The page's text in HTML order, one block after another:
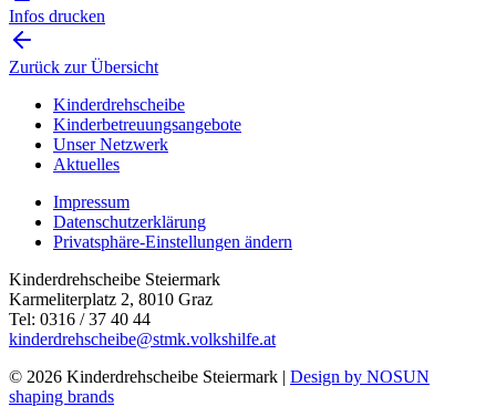
Infos drucken
Zurück zur Übersicht
Kinderdrehscheibe
Kinderbetreuungs­angebote
Unser Netzwerk
Aktuelles
Impressum
Datenschutzerklärung
Privatsphäre-Einstellungen ändern
Kinderdrehscheibe Steiermark
Karmeliterplatz 2, 8010 Graz
Tel: 0316 / 37 40 44
kinderdrehscheibe@stmk.volkshilfe.at
© 2026 Kinderdrehscheibe Steiermark | Design by NOSUN
shaping brands